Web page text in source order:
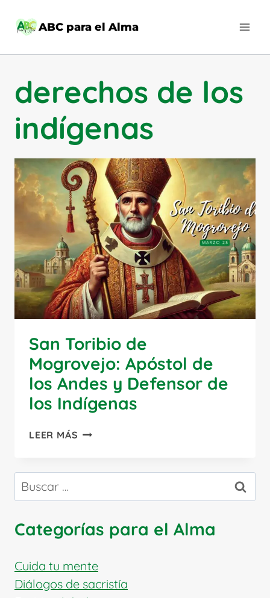
ABC para el Alma
derechos de los
indígenas
San Toribio de
Mogrovejo: Apóstol de
los Andes y Defensor de
los Indígenas
LEER MÁS SAN
MOGROVEJO:
DE
ANDES
DEFENSOR
DE
LOS
Buscar:
Categorías para el Alma
Cuida tu mente
Diálogos de sacristía